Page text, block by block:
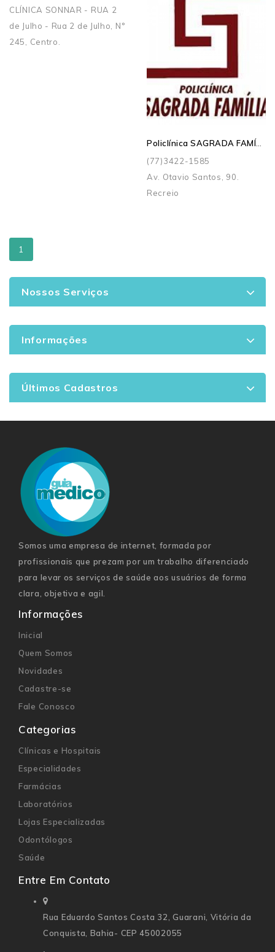
CLÍNICA SONNAR - RUA 2
de Julho - Rua 2 de Julho, N°
245, Centro.
Policlínica SAGRADA FAMÍLIA
(77)3422-1585
Av. Otavio Santos, 90.
Recreio
1
Nossos Serviços
Informações
Últimos Cadastros
Somos uma empresa de internet, formada por
profissionais que prezam por um trabalho diferenciado
para levar os serviços de saúde aos usuários de forma
clara, objetiva e agil.
Informações
Inicial
Quem Somos
Novidades
Cadastre-se
Fale Conosco
Categorias
Clínicas e Hospitais
Especialidades
Farmácias
Laboratórios
Lojas Especializadas
Odontólogos
Saúde
Entre Em Contato
Rua Eduardo Santos Costa 32, Guarani, Vitória da
Conquista, Bahia- CEP 45002055